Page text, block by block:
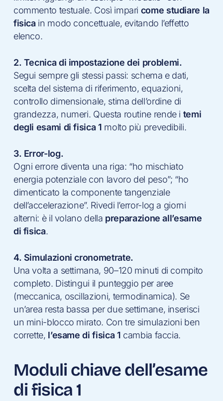
commento testuale. Così impari come studiare la
fisicain modo concettuale, evitando l’effetto
elenco.
2. Tecnica di impostazione dei problemi.
Segui sempre gli stessi passi: schema e dati,
scelta del sistema di riferimento, equazioni,
controllo dimensionale, stima dell’ordine di
grandezza, numeri. Questa routine rende i temi
degli esami di fisica 1 molto più prevedibili.
3. Error-log.
Ogni errore diventa una riga: “ho mischiato
energia potenziale con lavoro del peso”; “ho
dimenticato la componente tangenziale
dell’accelerazione”. Rivedi l’error-log a giorni
alterni: è il volano della preparazione all’esame
di fisica.
4. Simulazioni cronometrate.
Una volta a settimana, 90–120 minuti di compito
completo. Distingui il punteggio per aree
(meccanica, oscillazioni, termodinamica). Se
un’area resta bassa per due settimane, inserisci
un mini-blocco mirato. Con tre simulazioni ben
corrette, l’esame di fisica 1 cambia faccia.
Moduli chiave dell’esame
di fisica 1